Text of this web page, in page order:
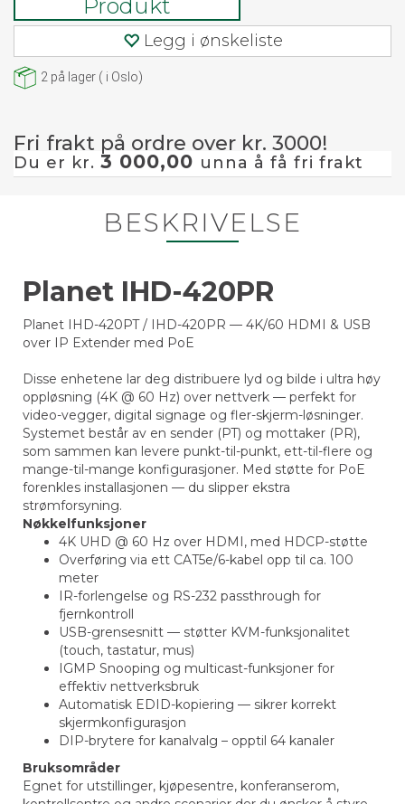
Produkt
Legg i ønskeliste
2 på lager ( i Oslo)
Fri frakt på ordre over kr. 3000!
Du er kr. 3 000,00 unna å få fri frakt
BESKRIVELSE
Planet IHD-420PR
Planet IHD-420PT / IHD-420PR — 4K/60 HDMI & USB
over IP Extender med PoE
Disse enhetene lar deg distribuere lyd og bilde i ultra høy
oppløsning (4K @ 60 Hz) over nettverk — perfekt for
video-vegger, digital signage og fler-skjerm-løsninger.
Systemet består av en sender (PT) og mottaker (PR),
som sammen kan levere punkt-til-punkt, ett-til-flere og
mange-til-mange konfigurasjoner. Med støtte for PoE
forenkles installasjonen — du slipper ekstra
strømforsyning.
Nøkkelfunksjoner
4K UHD @ 60 Hz over HDMI, med HDCP-støtte
Overføring via ett CAT5e/6-kabel opp til ca. 100
meter
IR-forlengelse og RS-232 passthrough for
fjernkontroll
USB-grensesnitt — støtter KVM-funksjonalitet
(touch, tastatur, mus)
IGMP Snooping og multicast-funksjoner for
effektiv nettverksbruk
Automatisk EDID-kopiering — sikrer korrekt
skjermkonfigurasjon
DIP-brytere for kanalvalg – opptil 64 kanaler
Bruksområder
Egnet for utstillinger, kjøpesentre, konferanserom,